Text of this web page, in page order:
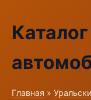
Главная »